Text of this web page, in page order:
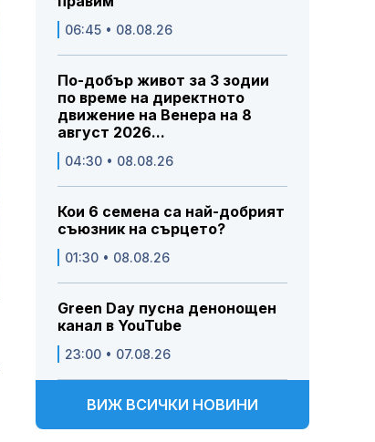
06:45 • 08.08.26
По-добър живот за 3 зодии
по време на директното
движение на Венера на 8
август 2026...
04:30 • 08.08.26
Кои 6 семена са най-добрият
съюзник на сърцето?
01:30 • 08.08.26
Green Day пусна денонощен
канал в YouTube
23:00 • 07.08.26
ВИЖ ВСИЧКИ НОВИНИ